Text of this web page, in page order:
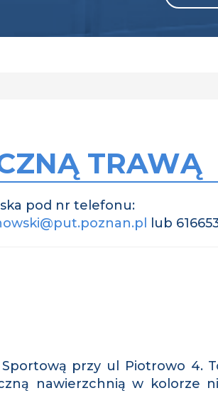
TRAWĄ
pod nr telefonu:
lub
przy ul Piotrowo 4.
nawierzchnią w kolorze